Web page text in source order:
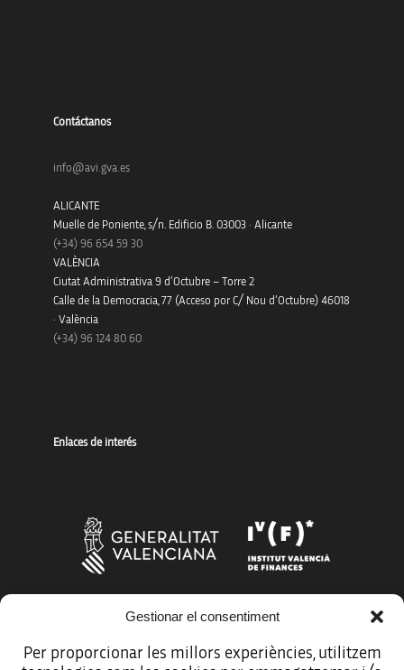
Gestionar el consentiment
Per proporcionar les millors experiències, utilitzem
Contáctanos
info@avi.gva.es
ALICANTE
Muelle de Poniente, s/n. Edificio B. 03003 · Alicante
(+34) 96 654 59 30
VALÈNCIA
Ciutat Administrativa 9 d’Octubre – Torre 2
Calle de la Democracia, 77 (Acceso por C/ Nou d’Octubre) 46018
· València
(+34) 96 124 80 60
Enlaces de interés